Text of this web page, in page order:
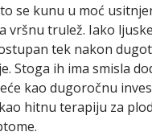
se kunu u moć
vršnu trulež. Iako
tek nakon
Stoga ih ima smisla
kao dugoročnu
hitnu terapiju za